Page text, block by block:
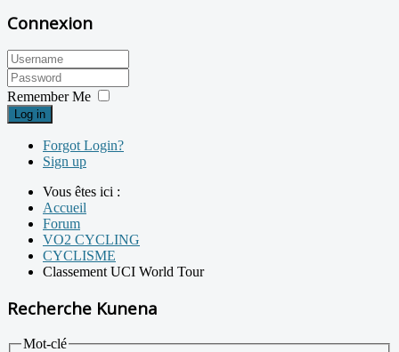
Connexion
Remember Me
Log in
Forgot Login?
Sign up
Vous êtes ici :
Accueil
Forum
VO2 CYCLING
CYCLISME
Classement UCI World Tour
Recherche Kunena
Mot-clé